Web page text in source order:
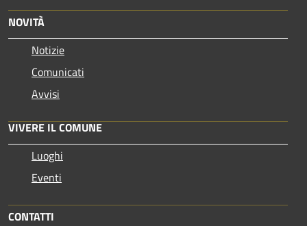
NOVITÀ
Notizie
Comunicati
Avvisi
VIVERE IL COMUNE
Luoghi
Eventi
CONTATTI